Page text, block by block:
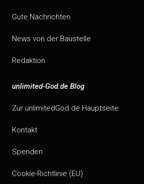
Gute Nachrichten
News von der Baustelle
Redaktion
unlimited-God.de Blog
Zur unlimitedGod.de Hauptseite
Kontakt
Spenden
Cookie-Richtlinie (EU)